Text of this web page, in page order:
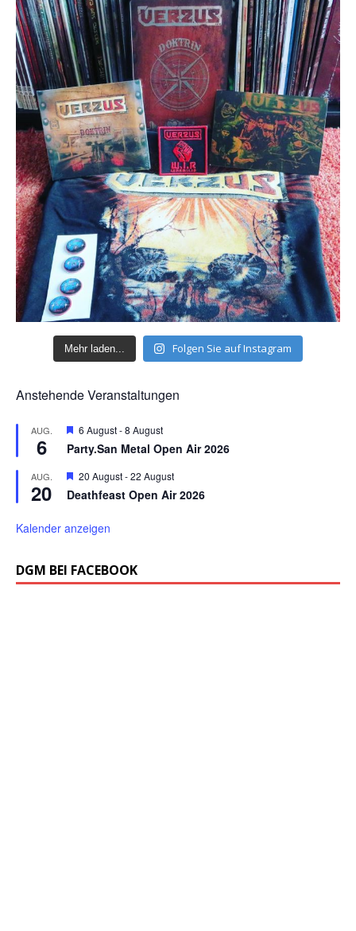
Mehr laden... Folgen Sie auf Instagram
Anstehende Veranstaltungen
AUG.
6
H
r
o
r
h
e
n
6 August-8 August
Party.San Metal Open Air 2026
AUG.
20
H
r
o
e
h
20 August-22 August
Deathfeast Open Air 2026
Kalender anzeigen
DGM BEI FACEBOOK